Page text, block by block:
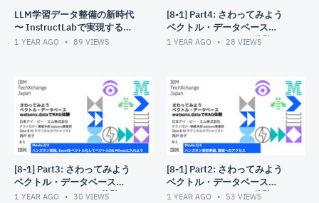
LLM学習データ整備の新時代
〜 InstructLabで実現するフ
ァインチューニング
1 YEAR AGO 89 VIEWS
[8-1] Part4: さわってみよう
ベクトル・データベース
watsonx.dataでRAG体験 3/4
1 YEAR AGO 28 VIEWS
[8-1] Part3: さわってみよう
ベクトル・データベース
watsonx.dataでRAG体験 3/4
1 YEAR AGO 30 VIEWS
[8-1] Part2: さわってみよう
ベクトル・データベース
watsonx.dataでRAG体験 2/4
1 YEAR AGO 53 VIEWS